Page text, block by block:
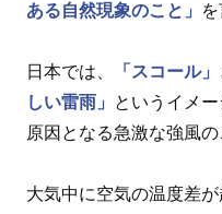
ある自然現象のこと」
日本では、 「スコール」
しい雷雨」
というイメ
原因となる急激な強風の
大気中に空気の温度差が